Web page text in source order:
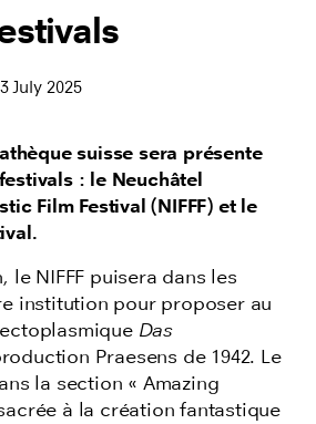
3 July 2025
suisse sera présente
: le Neuchâtel
Film Festival (NIFFF) et le
le NIFFF puisera dans les
institution pour proposer au
Das
Praesens de 1942. Le
la section « Amazing
à la création fantastique